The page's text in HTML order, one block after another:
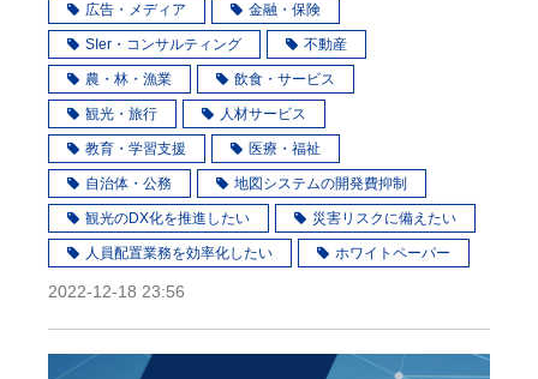
広告・メディア 金融・保険
SIer・コンサルティング 不動産
農・林・漁業 飲食・サービス
観光・旅行 人材サービス
教育・学習支援 医療・福祉
自治体・公務 地図システムの開発費抑制
観光のDX化を推進したい 災害リスクに備えたい
人員配置業務を効率化したい ホワイトペーパー
2022-12-18 23:56